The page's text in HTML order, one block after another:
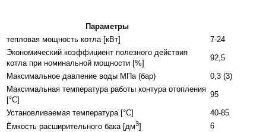
Параметры
тепловая мощность котла [кВт]
7-24
Экономический коэффициент полезного действия
котла при номинальной мощности [%]
92,5
Максимальное давление воды MПa (бар)
0,3 (3)
Максимальная температура работы контура отопления
[°C]
95
Установливаемая температура [°C]
40-85
Ёмкость расширительного бака [дм3]
6